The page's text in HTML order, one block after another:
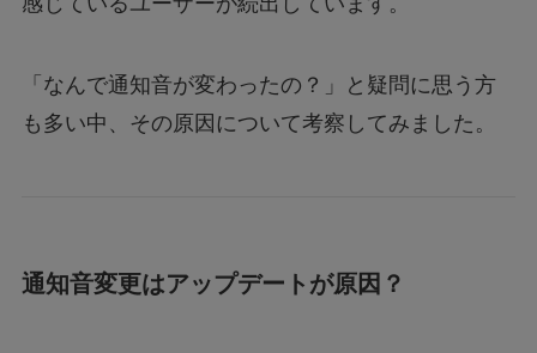
「なんで通知音が変わったの？」と疑問に思う方
も多い中、その原因について考察してみました。
通知音変更はアップデートが原因？